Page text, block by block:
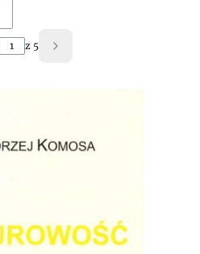
z 5 Następne produkty